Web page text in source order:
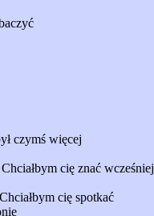
czymś więcej
cię znać wcześniej
cię spotkać